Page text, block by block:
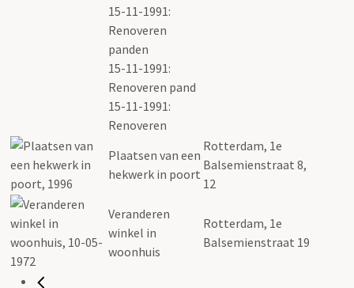
15-11-1991:
Renoveren
panden
15-11-1991:
Renoveren pand
15-11-1991:
Renoveren
Plaatsen van een
hekwerk in poort
Rotterdam, 1e
Balsemienstraat 8,
12
Veranderen
winkel in
woonhuis
Rotterdam, 1e
Balsemienstraat 19